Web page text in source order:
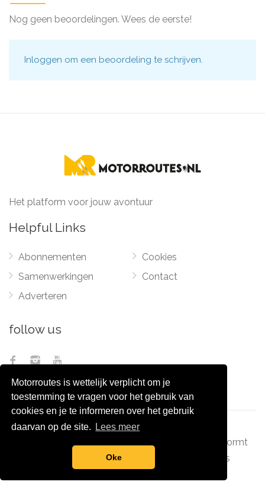
Motorroutes is wettelijk verplicht om je
toestemming te vragen voor het gebruik van
cookies en je te informeren over het gebruik
daarvan op de site.
Lees meer
Oke
Nog geen beoordelingen. Wees de eerste!
Inloggen om een beoordeling te schrijven.
Het platform voor jouw avontuur
Helpful Links
Abonnementen
Samenwerkingen
Adverteren
Cookies
Contact
follow us
vormt
grootverzet.nl Pixel Monsters